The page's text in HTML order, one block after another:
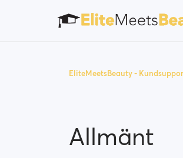
EliteMeetsBeauty -
Allmänt